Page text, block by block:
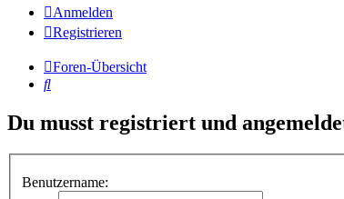
Anmelden
Registrieren
Foren-Übersicht
Suche
Du musst registriert und
Benutzername: